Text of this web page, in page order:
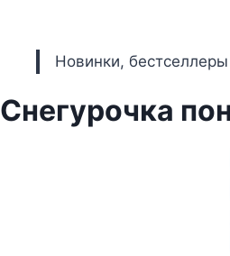
Новинки,
Снегурочка